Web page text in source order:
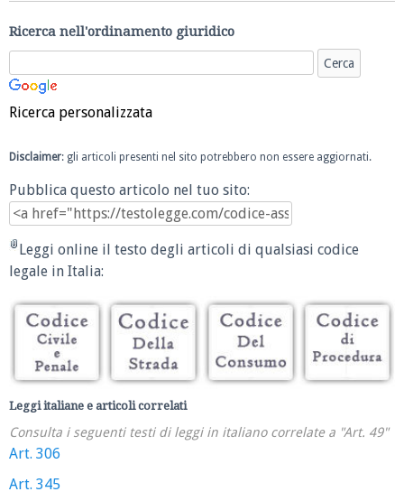
Ricerca nell'ordinamento giuridico
Ricerca personalizzata
Disclaimer: gli articoli presenti nel sito potrebbero non essere aggiornati.
Pubblica questo articolo nel tuo sito:
Leggi online il testo degli articoli di qualsiasi codice
legale in Italia:
Leggi italiane e articoli correlati
Consulta i seguenti testi di leggi in italiano correlate a "Art. 49"
Art. 306
Art. 345